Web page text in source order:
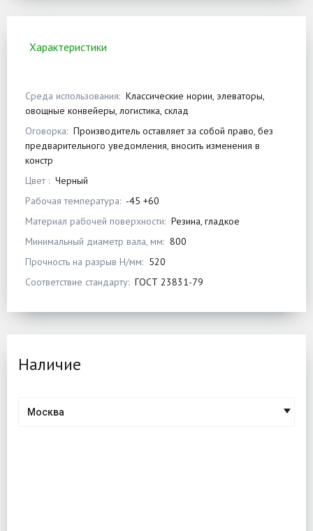
Характеристики
Среда использования: Классические нории, элеваторы,
овощные конвейеры, логистика, склад
Оговорка: Производитель оставляет за собой право, без
предварительного уведомления, вносить изменения в
констр
Цвет : Черный
Рабочая температура: -45 +60
Материал рабочей поверхности: Резина, гладкое
Минимальный диаметр вала, мм: 800
Прочность на разрыв Н/мм: 520
Соответствие стандарту: ГОСТ 23831-79
Наличие
Москва